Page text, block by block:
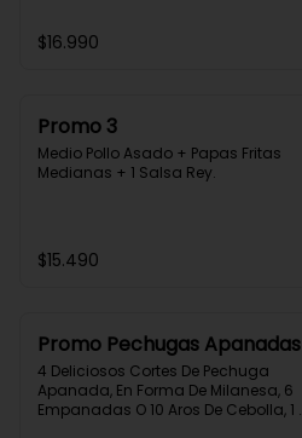
$16.990
Promo 3
Medio Pollo Asado + Papas Fritas
Medianas + 1 Salsa Rey.
$15.490
Promo Pechugas Apanadas
4 Deliciosos Cortes De Pechuga
Apanada, En Forma De Milanesa, 6
Empanadas O 10 Aros De Cebolla, 1